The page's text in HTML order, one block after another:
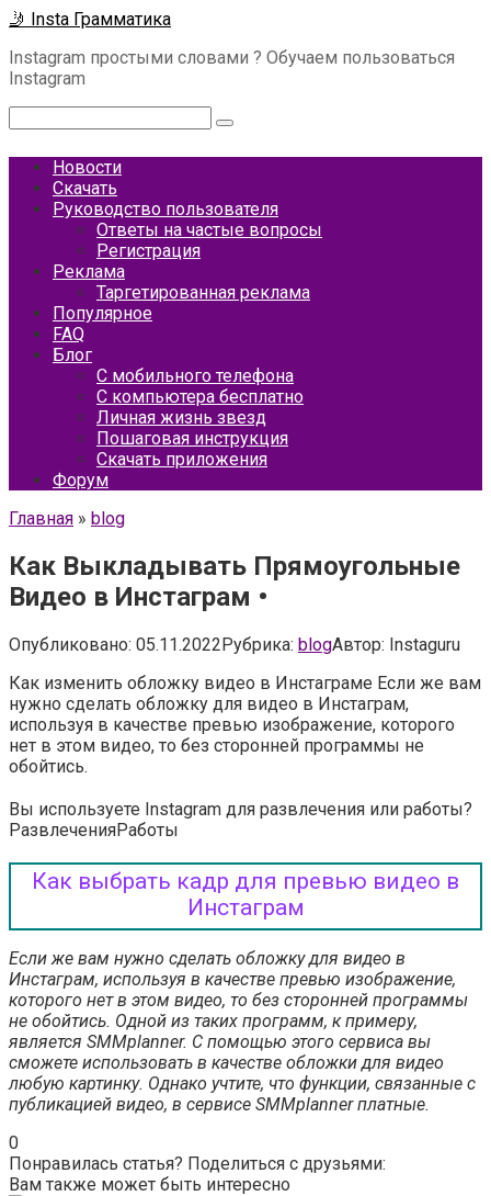
Перейти
контенту
🤳 Insta Грамматика
Instagram простыми словами ? Обучаем пользоваться
Instagram
Новости
Скачать
Руководство пользователя
Ответы на частые вопросы
Регистрация
Реклама
Таргетированная реклама
Популярное
FAQ
Блог
С мобильного телефона
С компьютера бесплатно
Личная жизнь звезд
Пошаговая инструкция
Скачать приложения
Форум
Главная » blog
Как Выкладывать Прямоугольные
Видео в Инстаграм •
Опубликовано: 05.11.2022Рубрика: blogАвтор: Instaguru
Как изменить обложку видео в Инстаграме Если же вам
нужно сделать обложку для видео в Инстаграм,
используя в качестве превью изображение, которого
нет в этом видео, то без сторонней программы не
обойтись.
Вы используете Instagram для развлечения или работы?
РазвлеченияРаботы
Как выбрать кадр для превью видео в
Инстаграм
Если же вам нужно сделать обложку для видео в
Инстаграм, используя в качестве превью изображение,
которого нет в этом видео, то без сторонней программы
не обойтись. Одной из таких программ, к примеру,
является SMMplanner. С помощью этого сервиса вы
сможете использовать в качестве обложки для видео
любую картинку. Однако учтите, что функции, связанные с
публикацией видео, в сервисе SMMplanner платные.
0
Понравилась статья? Поделиться с друзьями:
Вам также может быть интересно